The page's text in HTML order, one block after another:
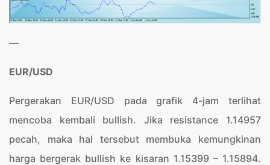
—
EUR/USD
Pergerakan EUR/USD pada grafik 4-jam terlihat
mencoba kembali bullish. Jika resistance 1.14957
pecah, maka hal tersebut membuka kemungkinan
harga bergerak bullish ke kisaran 1.15399 – 1.15894.